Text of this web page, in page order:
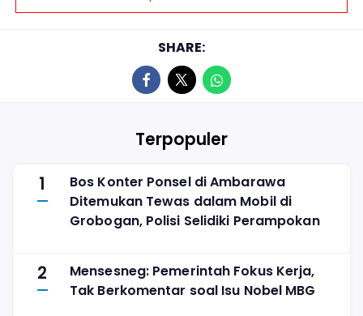
SHARE:
Terpopuler
1
Bos Konter Ponsel di Ambarawa
Ditemukan Tewas dalam Mobil di
Grobogan, Polisi Selidiki Perampokan
2
Mensesneg: Pemerintah Fokus Kerja,
Tak Berkomentar soal Isu Nobel MBG